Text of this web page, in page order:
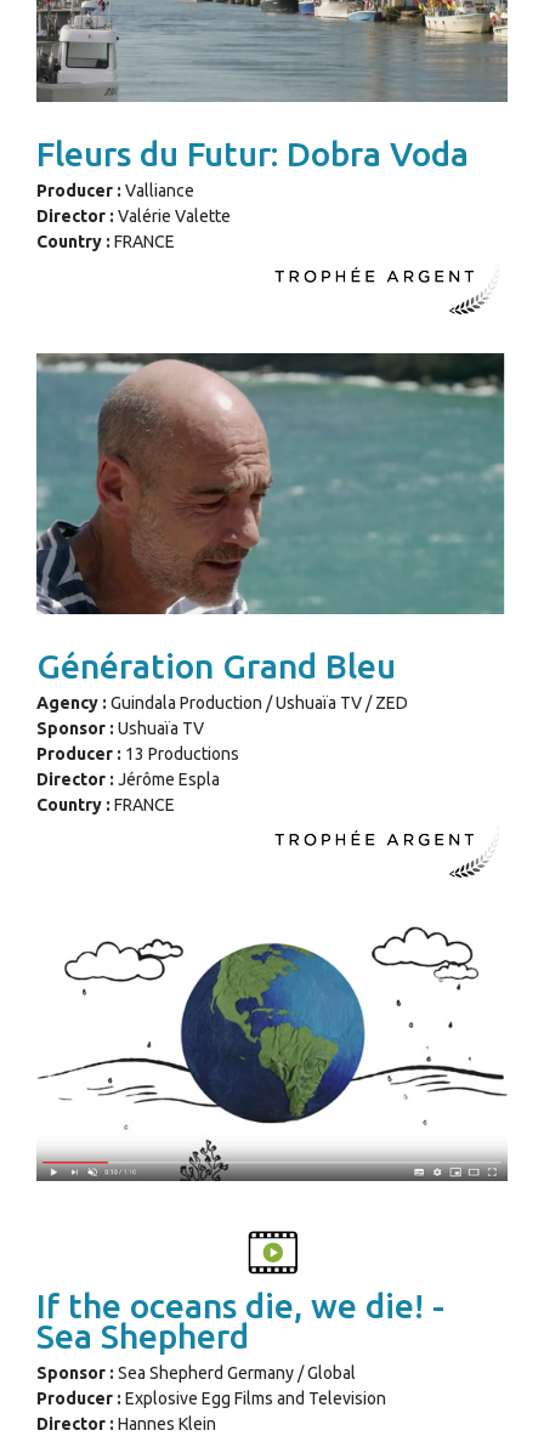
Fleurs du Futur: Dobra Voda
Producer : Valliance
Director : Valérie Valette
Country : FRANCE
Génération Grand Bleu
Agency : Guindala Production / Ushuaïa TV / ZED
Sponsor : Ushuaïa TV
Producer : 13 Productions
Director : Jérôme Espla
Country : FRANCE
If the oceans die, we die! -
Sea Shepherd
Sponsor : Sea Shepherd Germany / Global
Producer : Explosive Egg Films and Television
Director : Hannes Klein